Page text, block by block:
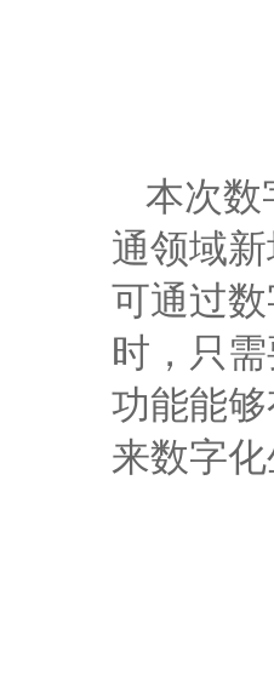
本次数
通领域
可通过
时，只
功能能
来数字